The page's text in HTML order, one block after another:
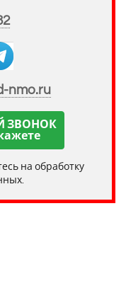
nmo.ru
ЗВОНОК
на обработку